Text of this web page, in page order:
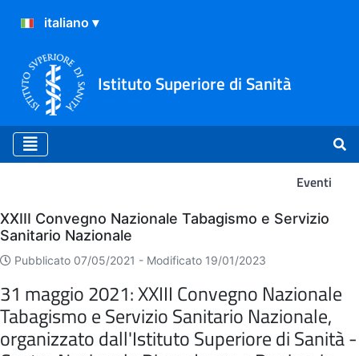
Istituto Superiore di Sanità
Eventi
Eventi
XXIII Convegno Nazionale Tabagismo e Servizio
Sanitario Nazionale
Pubblicato 07/05/2021 - Modificato 19/01/2023
31 maggio 2021: XXIII Convegno Nazionale
Tabagismo e Servizio Sanitario Nazionale,
organizzato dall'Istituto Superiore di Sanità -